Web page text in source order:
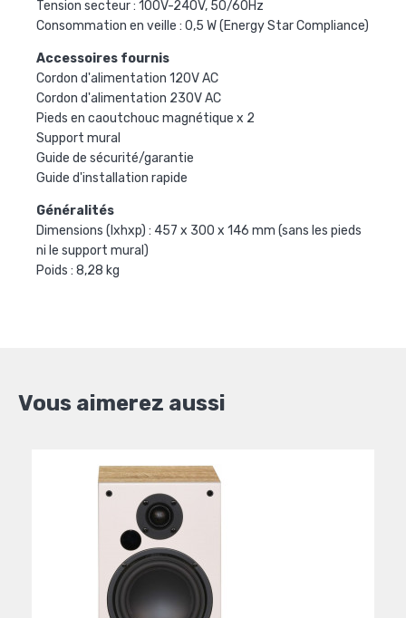
Tension secteur : 100V-240V, 50/60Hz
Consommation en veille : 0,5 W (Energy Star Compliance)
Accessoires fournis
Cordon d'alimentation 120V AC
Cordon d'alimentation 230V AC
Pieds en caoutchouc magnétique x 2
Support mural
Guide de sécurité/garantie
Guide d'installation rapide
Généralités
Dimensions (lxhxp) : 457 x 300 x 146 mm (sans les pieds
ni le support mural)
Poids : 8,28 kg
Vous aimerez aussi